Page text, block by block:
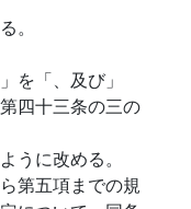
。
を「、及び」
四十三条の三の
うに改める。
第五項までの規